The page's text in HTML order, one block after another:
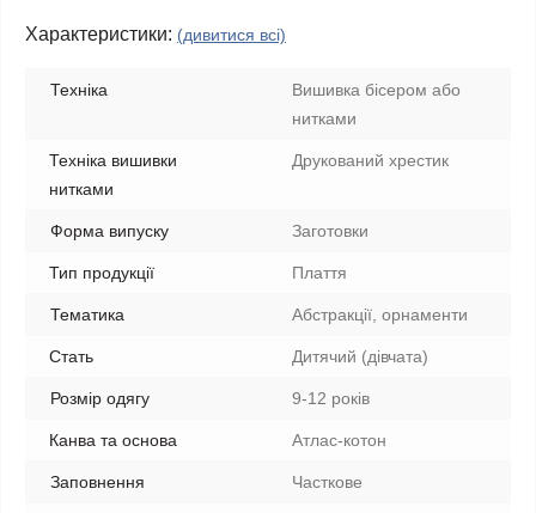
Характеристики: (дивитися всі)
Техніка
Вишивка бісером або
нитками
Техніка вишивки
нитками
Друкований хрестик
Форма випуску Заготовки
Тип продукції Плаття
Тематика Абстракції, орнаменти
Стать Дитячий (дівчата)
Розмір одягу 9-12 років
Канва та основа Атлас-котон
Заповнення Часткове